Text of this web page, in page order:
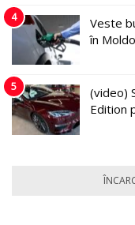
4
Veste
în
5
(video)
Edition